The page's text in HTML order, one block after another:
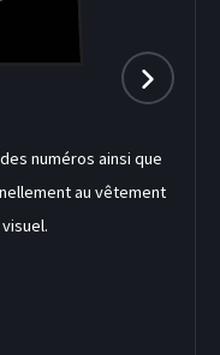
numéros ainsi que
au vêtement